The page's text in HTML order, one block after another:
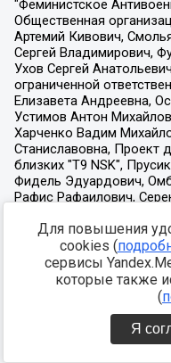
Для повышения
cookies (
сервисы
которые также
(
Я